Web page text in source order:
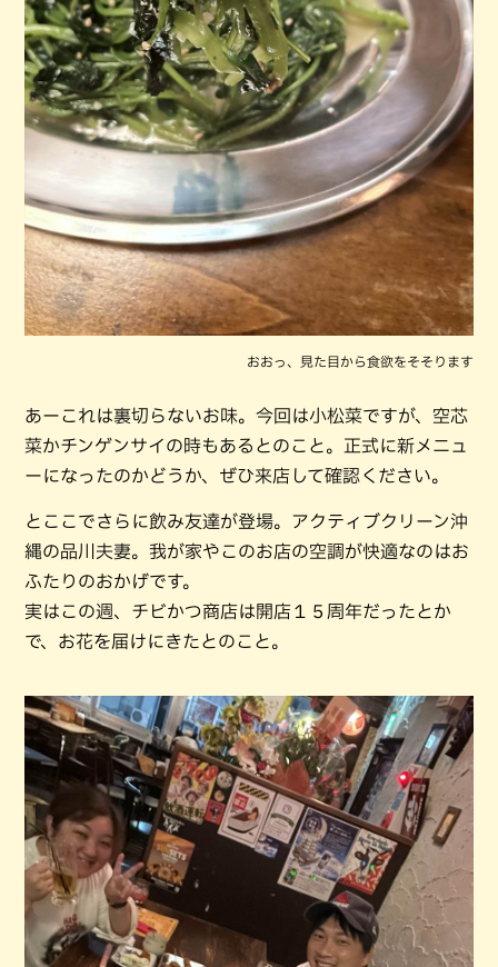
おおっ、見た目から食欲をそそります
あーこれは裏切らないお味。今回は小松菜ですが、空芯
菜かチンゲンサイの時もあるとのこと。正式に新メニュ
ーになったのかどうか、ぜひ来店して確認ください。
とここでさらに飲み友達が登場。アクティブクリーン沖
縄の品川夫妻。我が家やこのお店の空調が快適なのはお
ふたりのおかげです。
実はこの週、チビかつ商店は開店１５周年だったとか
で、お花を届けにきたとのこと。